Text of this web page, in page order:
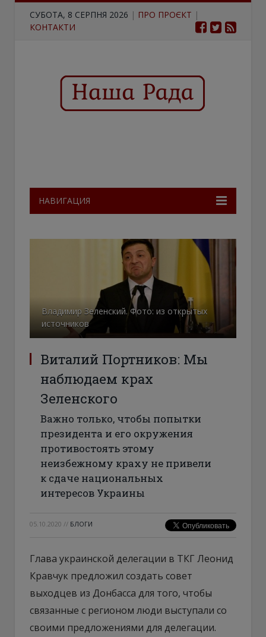
СУБОТА, 8 СЕРПНЯ 2026 | ПРО ПРОЄКТ |
КОНТАКТИ
НАВИГАЦИЯ
Владимир Зеленский. Фото: из открытых
источников
Виталий Портников: Мы
наблюдаем крах
Зеленского
Важно только, чтобы попытки
президента и его окружения
противостоять этому
неизбежному краху не привели
к сдаче национальных
интересов Украины
05.10.2020 // БЛОГИ
Глава украинской делегации в ТКГ Леонид
Кравчук предложил создать совет
выходцев из Донбасса для того, чтобы
связанные с регионом люди выступали со
своими предложениями для делегации.